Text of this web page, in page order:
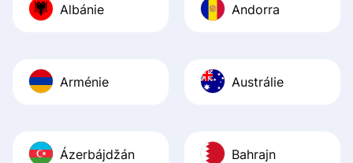
Recommend it!
Albánie Andorra
Arménie Austrálie
Ázerbájdžán Bahrajn